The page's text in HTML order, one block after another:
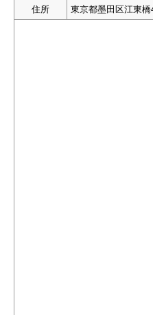
住所
東京都墨田区江東